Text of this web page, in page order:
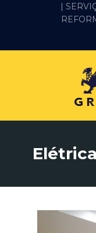
ALVENARIA E
IMPERMEABILIZAÇÃO
|